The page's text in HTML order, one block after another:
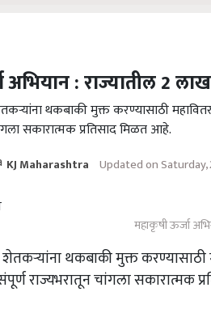
अभियान : राज्यातील 2
थकबाकी मुक्त करण्यासाठी
सकारात्मक प्रतिसाद मिळत आहे.
KJ Maharashtra Updated on Saturday,
महाकृषी ऊर्जा
थकबाकी मुक्त
राज्यभरातून चांगला सकारात्मक